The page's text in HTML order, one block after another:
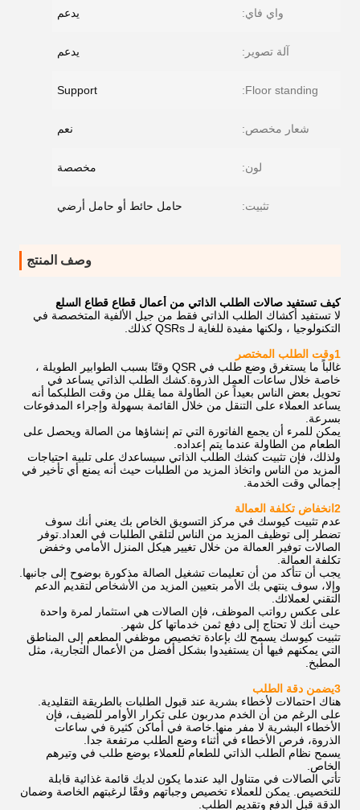
واي فاي: يدعم
آلة تصوير: يدعم
Floor standing:
Support
شعار مخصص: نعم
لون: مخصصة
تثبيت: حامل حائط أو حامل أرضي
وصف المنتج
كيف تستفيد صالات الطلب الذاتي من أعمال قطاع قطاع السلع
لا تستفيد أكشاك الطلب الذاتي فقط من جيل الألفية المتخصصة في
التكنولوجيا ، ولكنها مفيدة للغاية لـ QSRs كذلك.
1وقت الطلب المختصر
غالباً ما يستغرق وضع طلب في QSR وقتًا بسبب الطوابير الطويلة ،
خاصة خلال ساعات العمل الذروة.كشك الطلب الذاتي يساعد في
تحويل بعض الناس بعيداً عن الطاولة مما يقلل من وقت الطلبكما أنه
يساعد العملاء على التنقل من خلال القائمة بسهولة وإجراء المدفوعات
بسرعة.
يمكن للمرء أن يجمع الفاتورة التي تم إنشاؤها من الصالة ويحصل على
الطعام من الطاولة عندما يتم إعداده.
ولذلك، فإن تثبيت كشك الطلب الذاتي سيساعدك على تلبية احتياجات
المزيد من الناس واتخاذ المزيد من الطلبات حيث أنه يمنع أي تأخير في
إجمالي وقت الخدمة.
2انخفاض تكلفة العمالة
عدم تثبيت كيوسك في مركز التسويق الخاص بك يعني أنك سوف
تضطر إلى توظيف المزيد من الناس لتلقي الطلبات في العداد.توفر
الصالات توفير العمالة من خلال تغيير هيكل المنزل الأمامي وخفض
تكلفة العمالة.
يجب أن تتأكد من أن تعليمات تشغيل الصالة مذكورة بوضوح إلى جانبها.
وإلا، سوف ينتهي بك الأمر بتعيين المزيد من الأشخاص لتقديم الدعم
التقني لعملائك.
على عكس رواتب الموظف، فإن الصالات هي استثمار لمرة واحدة
حيث أنك لا تحتاج إلى دفع ثمن خدماتها كل شهر.
تثبيت كيوسك يسمح لك بإعادة تخصيص موظفي المطعم إلى المناطق
التي يمكنهم فيها أن يستفيدوا بشكل أفضل من الأعمال التجارية، مثل
المطبخ.
3يضمن دقة الطلب
هناك احتمالات لأخطاء بشرية عند قبول الطلبات بالطريقة التقليدية.
على الرغم من أن الخدم مدربون على تكرار الأوامر للضيف، فإن
الأخطاء البشرية لا مفر منها.خاصة في أماكن كثيرة في ساعات
الذروة، فرص الأخطاء في أثناء وضع الطلب مرتفعة جدا.
يسمح نظام الطلب الذاتي للطعام للعملاء بوضع طلب في وتيرهم
الخاص.
تأتي الصالات في متناول اليد عندما يكون لديك قائمة غذائية قابلة
للتخصيص. يمكن للعملاء تخصيص وجباتهم وفقًا لرغبتهم الخاصة وضمان
الدقة قبل الدفع وتقديم الطلب.